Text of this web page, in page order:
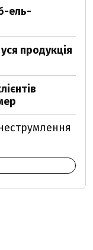
ель-
продукція